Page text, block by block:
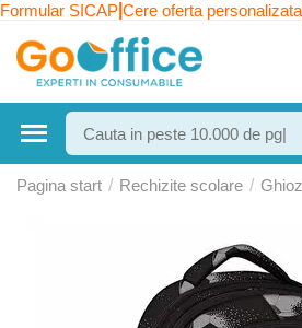
Formular SICAP Cere oferta personalizata
Pagina start / Rechizite scolare /